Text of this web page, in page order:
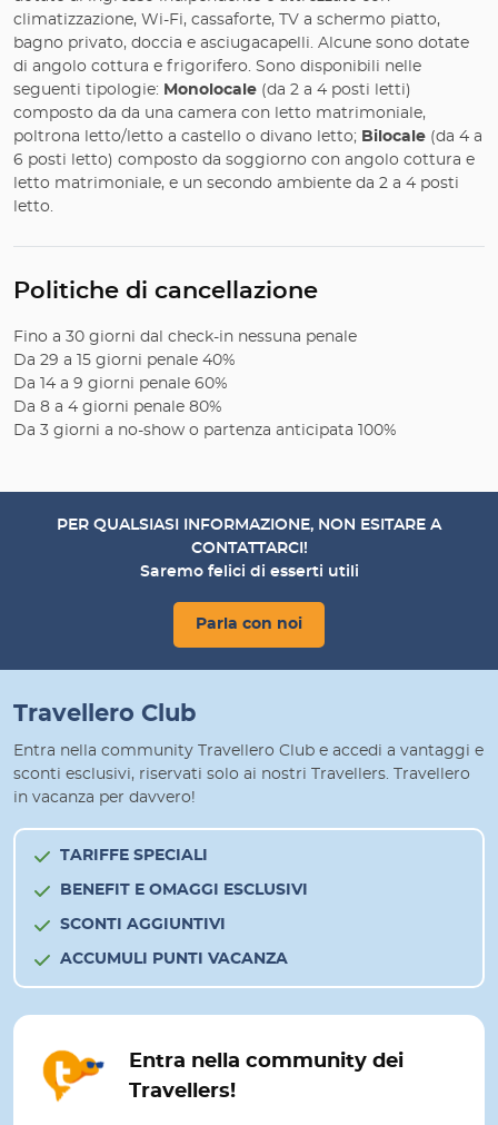
climatizzazione, Wi-Fi, cassaforte, TV a schermo piatto,
bagno privato, doccia e asciugacapelli. Alcune sono dotate
di angolo cottura e frigorifero. Sono disponibili nelle
seguenti tipologie: Monolocale (da 2 a 4 posti letti)
composto da da una camera con letto matrimoniale,
poltrona letto/letto a castello o divano letto; Bilocale (da 4 a
6 posti letto) composto da soggiorno con angolo cottura e
letto matrimoniale, e un secondo ambiente da 2 a 4 posti
letto.
Politiche di cancellazione
Fino a 30 giorni dal check-in nessuna penale
Da 29 a 15 giorni penale 40%
Da 14 a 9 giorni penale 60%
Da 8 a 4 giorni penale 80%
Da 3 giorni a no-show o partenza anticipata 100%
PER QUALSIASI INFORMAZIONE, NON ESITARE A
CONTATTARCI!
Saremo felici di esserti utili
Parla con noi
Travellero Club
Entra nella community Travellero Club e accedi a vantaggi e
sconti esclusivi, riservati solo ai nostri Travellers. Travellero
in vacanza per davvero!
TARIFFE SPECIALI
BENEFIT E OMAGGI ESCLUSIVI
SCONTI AGGIUNTIVI
ACCUMULI PUNTI VACANZA
Entra nella community dei
Travellers!